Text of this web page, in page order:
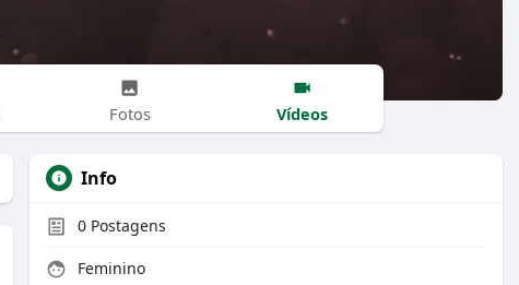
Fotos Vídeos
Info
0 Postagens
Feminino